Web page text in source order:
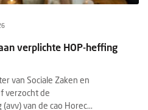
verplichte HOP-heffing
van Sociale Zaken en
verzocht de
van de cao Horec...